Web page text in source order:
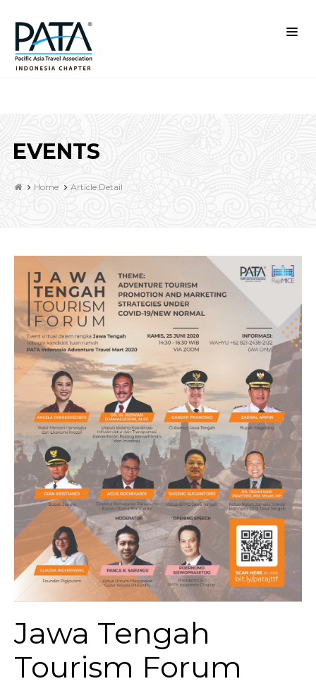
EVENTS
Home Article Detail
Jawa Tengah
Tourism Forum